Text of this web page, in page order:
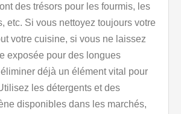
des trésors pour les fourmis, les
etc. Si vous nettoyez toujours votre
votre cuisine, si vous ne laissez
exposée pour des longues
déjà un élément vital pour
les détergents et des
disponibles dans les marchés,